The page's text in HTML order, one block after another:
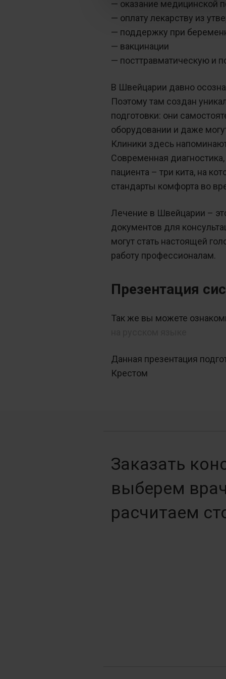
— оказание медицинской
— оплату лекарству из
— поддержку при
— вакцинации
— посттравматическую и
В Швейцарии давно
Поэтому там создан
подготовки: они
оборудовании и даже
Клиники здесь
Современная
пациента – три кита, на
стандарты комфорта во
Лечение в Швейцарии –
документов для
могут стать настоящей
работу профессионалам.
Презентация
Так же вы можете
Данная презентация
Крестом
Заказать
выберем
расчитаем